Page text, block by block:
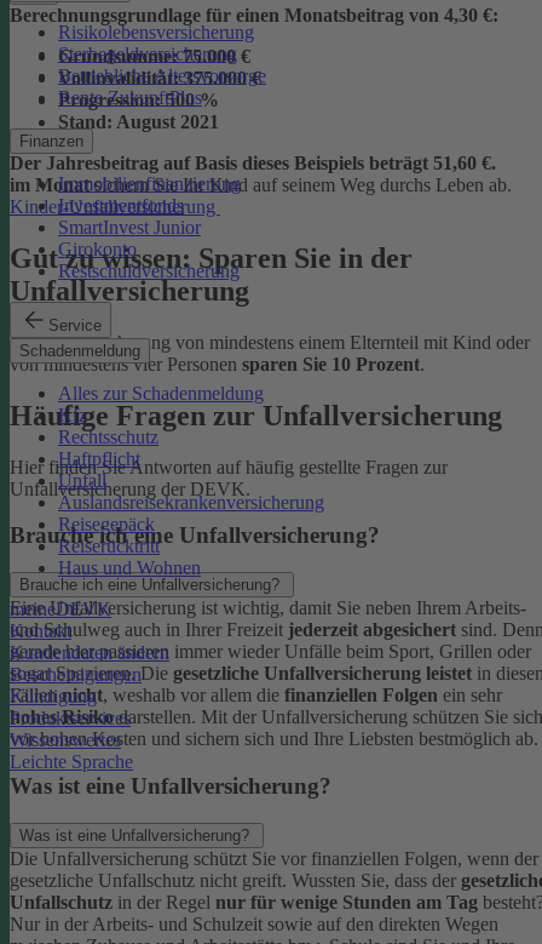
Risikolebensversicherung
Sterbegeldversicherung
Betriebliche Altersvorsorge
Rente ZukunftPlus
Finanzen
Immobilienfinanzierung
Investmentfonds
SmartInvest Junior
Girokonto
Restschuldversicherung
Service
Schadenmeldung
Alles zur Schadenmeldung
Kfz
Rechtsschutz
Haftpflicht
Unfall
Auslandsreisekrankenversicherung
Reisegepäck
Reiserücktritt
Haus und Wohnen
meineDEVK
Kontakt
Kundendaten ändern
Bescheinigungen
Kündigung
Produktservices
Wissenswertes
Leichte Sprache
Berechnungsgrundlage für einen Monatsbeitrag von 4,30 €:
Grundsumme:75.000 €
Vollinvalidität:375.000 €
Progression:500 %
Stand: August 2021
Der Jahresbeitrag auf Basis dieses Beispiels beträgt 51,60 €.
im Monatsichern Sie Ihr Kind auf seinem Weg durchs Leben ab.
Kinder-Unfallversicherung
Gut zu wissen: Sparen Sie in der
Unfallversicherung
Bei der Versicherung von mindestens einem Elternteil mit Kind oder
von mindestens vier Personen sparen Sie 10 Prozent.
Häufige Fragen zur Unfallversicherung
Hier finden Sie Antworten auf häufig gestellte Fragen zur
Unfallversicherung der DEVK.
Brauche ich eine Unfallversicherung?
Brauche ich eine Unfallversicherung?
Eine Unfallversicherung ist wichtig, damit Sie neben Ihrem Arbeits-
und Schulweg auch in Ihrer Freizeit jederzeit abgesichert sind.
gerade hier passieren immer wieder Unfälle beim Sport, Grillen oder
sogar Spazieren. Die gesetzliche Unfallversicherung leistet in
Fällennicht, weshalb vor allem die finanziellen Folgen ein sehr
hohes Risikodarstellen. Mit der Unfallversicherung schützen Sie sich
vor hohen Kosten und sichern sich und Ihre Liebsten bestmöglich ab.
Was ist eine Unfallversicherung?
Was ist eine Unfallversicherung?
Die Unfallversicherung schützt Sie vor finanziellen Folgen, wenn der
gesetzliche Unfallschutz nicht greift. Wussten Sie, dass der
Unfallschutz in der Regel nur für wenige Stunden am Tag
Nur in der Arbeits- und Schulzeit sowie auf den direkten Wegen